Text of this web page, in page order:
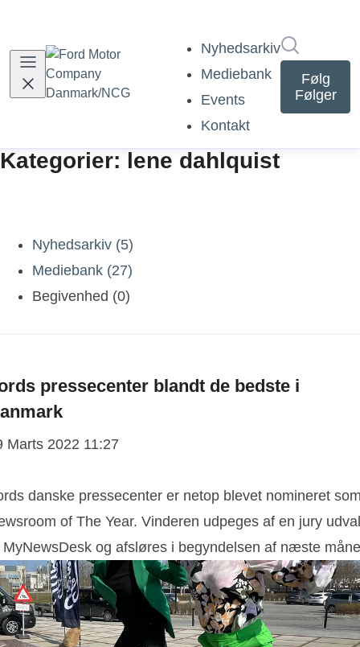
Nyhedsarkiv
Mediebank
Events
Kontakt
Følg
Følger
Kategorier: lene dahlquist
Nyhedsarkiv (5)
Mediebank (27)
Begivenhed (0)
pressecenter blandt de bedste i
Marts 2022 11:27
danske pressecenter er netop blevet nomineret
of The Year. Vinderen udpeges af en jury
MyNewsDesk og afsløres i begyndelsen af næste